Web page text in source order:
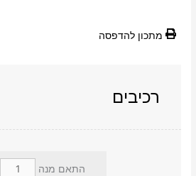
מתכון להדפסה
רכיבים
התאם מנה